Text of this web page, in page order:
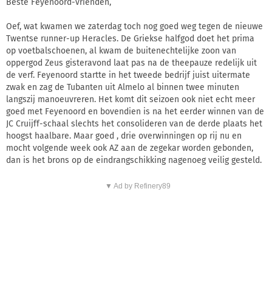
Oef, wat kwamen we zaterdag toch nog goed weg tegen de nieuwe
Twentse runner-up Heracles. De Griekse halfgod doet het prima
op voetbalschoenen, al kwam de buitenechtelijke zoon van
oppergod Zeus gisteravond laat pas na de theepauze redelijk uit
de verf. Feyenoord startte in het tweede bedrijf juist uitermate
zwak en zag de Tubanten uit Almelo al binnen twee minuten
langszij manoeuvreren. Het komt dit seizoen ook niet echt meer
goed met Feyenoord en bovendien is na het eerder winnen van de
JC Cruijff-schaal slechts het consolideren van de derde plaats het
hoogst haalbare. Maar goed , drie overwinningen op rij nu en
mocht volgende week ook AZ aan de zegekar worden gebonden,
dan is het brons op de eindrangschikking nagenoeg veilig gesteld.
▼ Ad by Refinery89